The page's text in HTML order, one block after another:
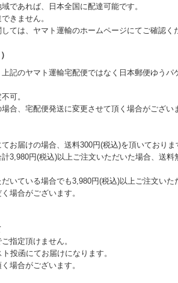
であれば、日本全国に配達可能です。
きません。
ては、ヤマト運輸のホームページにてご確認く
記のヤマト運輸宅配便ではなく日本郵便ゆうパ
可。
合、宅配便発送に変更させて頂く場合がござい
お届けの場合、送料300円(税込)を頂いておりま
3,980円(税込)以上ご注文いただいた場合、送料
いている場合でも3,980円(税込)以上ご注文いた
場合がございます。
指定頂けません。
投函にてお届けになります。
場合がございます。